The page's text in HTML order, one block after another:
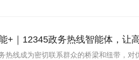
+｜12345政务热线智能体，让
热线成为密切联系群众的桥梁和纽带，